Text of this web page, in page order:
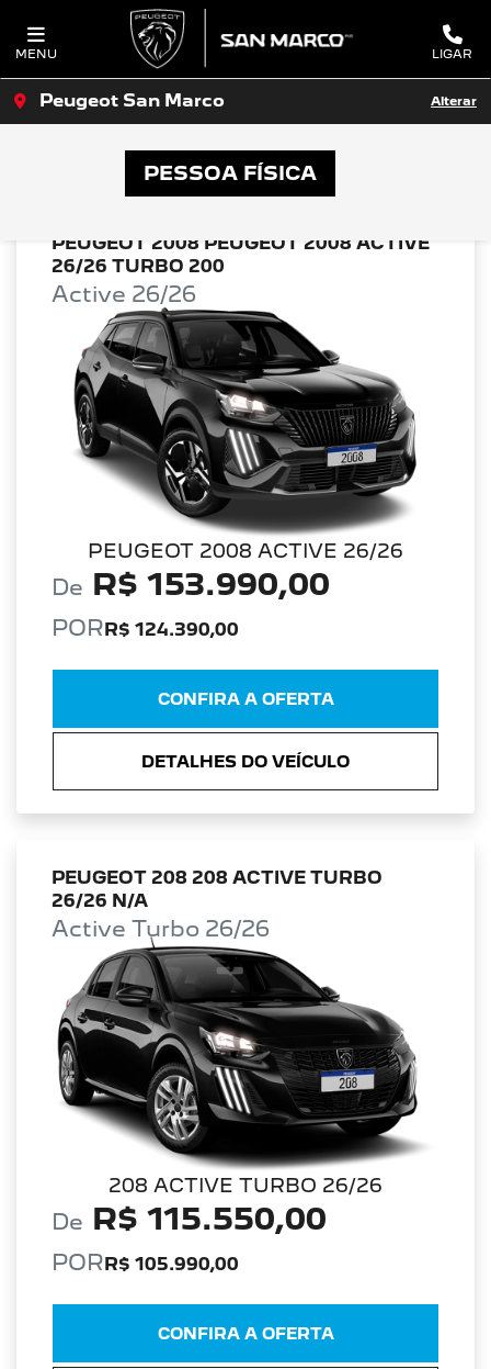
MENU LIGAR
Peugeot San Marco Alterar
PESSOA FÍSICA
OFERTAS PEUGEOT SAN MARCO
PEUGEOT 2008 PEUGEOT 2008 ACTIVE
26/26 TURBO 200
Active 26/26
PEUGEOT 2008 ACTIVE 26/26
De R$ 153.990,00
PORR$ 124.390,00
CONFIRA A OFERTA
DETALHES DO VEÍCULO
PEUGEOT 208 208 ACTIVE TURBO
26/26 N/A
Active Turbo 26/26
208 ACTIVE TURBO 26/26
De R$ 115.550,00
POR R$ 105.990,00
CONFIRA A OFERTA